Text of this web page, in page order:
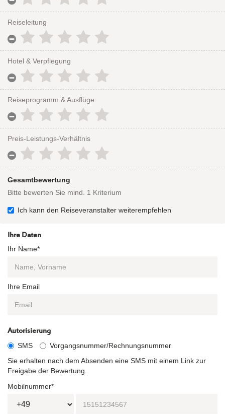
Reiseleitung
Hotel & Verpflegung
Reiseprogramm & Ausflüge
Preis-Leistungs-Verhältnis
Gesamtbewertung
Bitte bewerten Sie mind. 1 Kriterium
Ich kann den Reiseveranstalter weiterempfehlen
Ihre Daten
Ihr Name*
Ihre Email
Autorisierung
SMS
Vorgangsnummer/Rechnungsnummer
Sie erhalten nach dem Absenden eine SMS mit einem Link zur
Freigabe der Bewertung.
Mobilnummer*